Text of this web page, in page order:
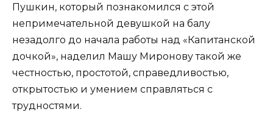
Пушкин, который познакомился с этой
непримечательной девушкой на балу
незадолго до начала работы над «Капитанской
дочкой», наделил Машу Миронову такой же
честностью, простотой, справедливостью,
открытостью и умением справляться с
трудностями.